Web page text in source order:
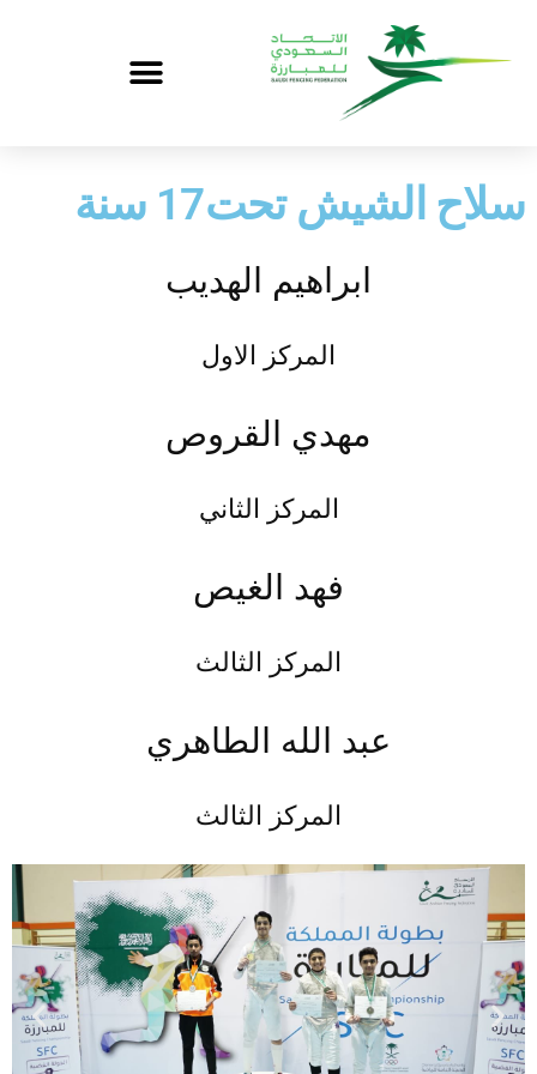
سلاح الشيش تحت17 سنة
ابراهيم الهديب
المركز الاول
مهدي القروص
المركز الثاني
فهد الغيص
المركز الثالث
عبد الله الطاهري
المركز الثالث